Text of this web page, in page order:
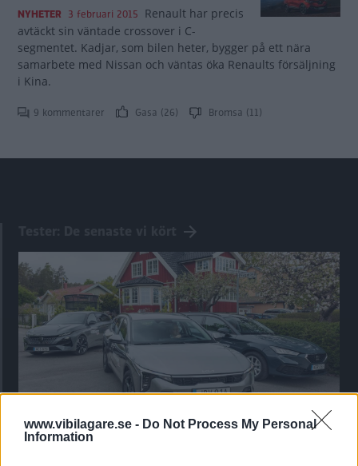
www.vibilagare.se - Do Not Process My Personal
Information
NYHETER 3 februari 2015 Renault har precis
avtäckt sin väntade crossover i C-
segmentet. Kadjar, som bilen heter, bygger på ett nära
samarbete med Nissan och väntas öka Renaults försäljning
i Kina.
9 kommentarer Gasa (26) Bromsa (11)
Kia utmanar i kombiklassen – blir omkörd